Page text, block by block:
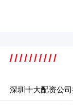
深圳十大配资公司